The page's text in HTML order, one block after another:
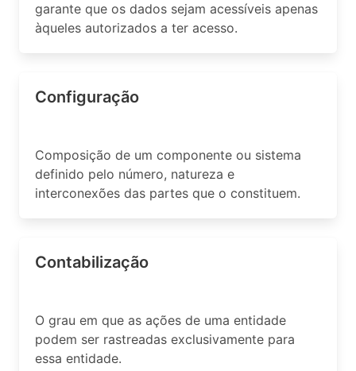
garante que os dados sejam acessíveis apenas
àqueles autorizados a ter acesso.
Configuração
Composição de um componente ou sistema
definido pelo número, natureza e
interconexões das partes que o constituem.
Contabilização
O grau em que as ações de uma entidade
podem ser rastreadas exclusivamente para
essa entidade.